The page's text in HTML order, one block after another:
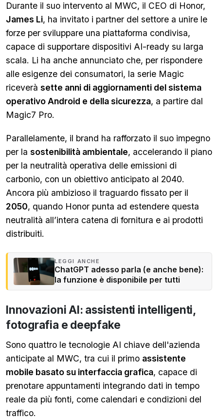
Durante il suo intervento al MWC, il CEO di Honor,
James Li, ha invitato i partner del settore a unire le
forze per sviluppare una piattaforma condivisa,
capace di supportare dispositivi AI-ready su larga
scala. Li ha anche annunciato che, per rispondere
alle esigenze dei consumatori, la serie Magic
riceverà sette anni di aggiornamenti del sistema
operativo Android e della sicurezza, a partire dal
Magic7 Pro.
Parallelamente, il brand ha rafforzato il suo impegno
per la sostenibilità ambientale, accelerando il piano
per la neutralità operativa delle emissioni di
carbonio, con un obiettivo anticipato al 2040.
Ancora più ambizioso il traguardo fissato per il
2050, quando Honor punta ad estendere questa
neutralità all’intera catena di fornitura e ai prodotti
distribuiti.
LEGGI ANCHE
ChatGPT adesso parla (e anche bene):
la funzione è disponibile per tutti
Innovazioni AI: assistenti intelligenti,
fotografia e deepfake
Sono quattro le tecnologie AI chiave dell'azienda
anticipate al MWC, tra cui il primo assistente
mobile basato su interfaccia grafica, capace di
prenotare appuntamenti integrando dati in tempo
reale da più fonti, come calendari e condizioni del
traffico.